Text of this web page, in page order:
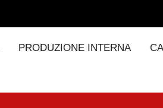
PRODUZIONE INTERNA